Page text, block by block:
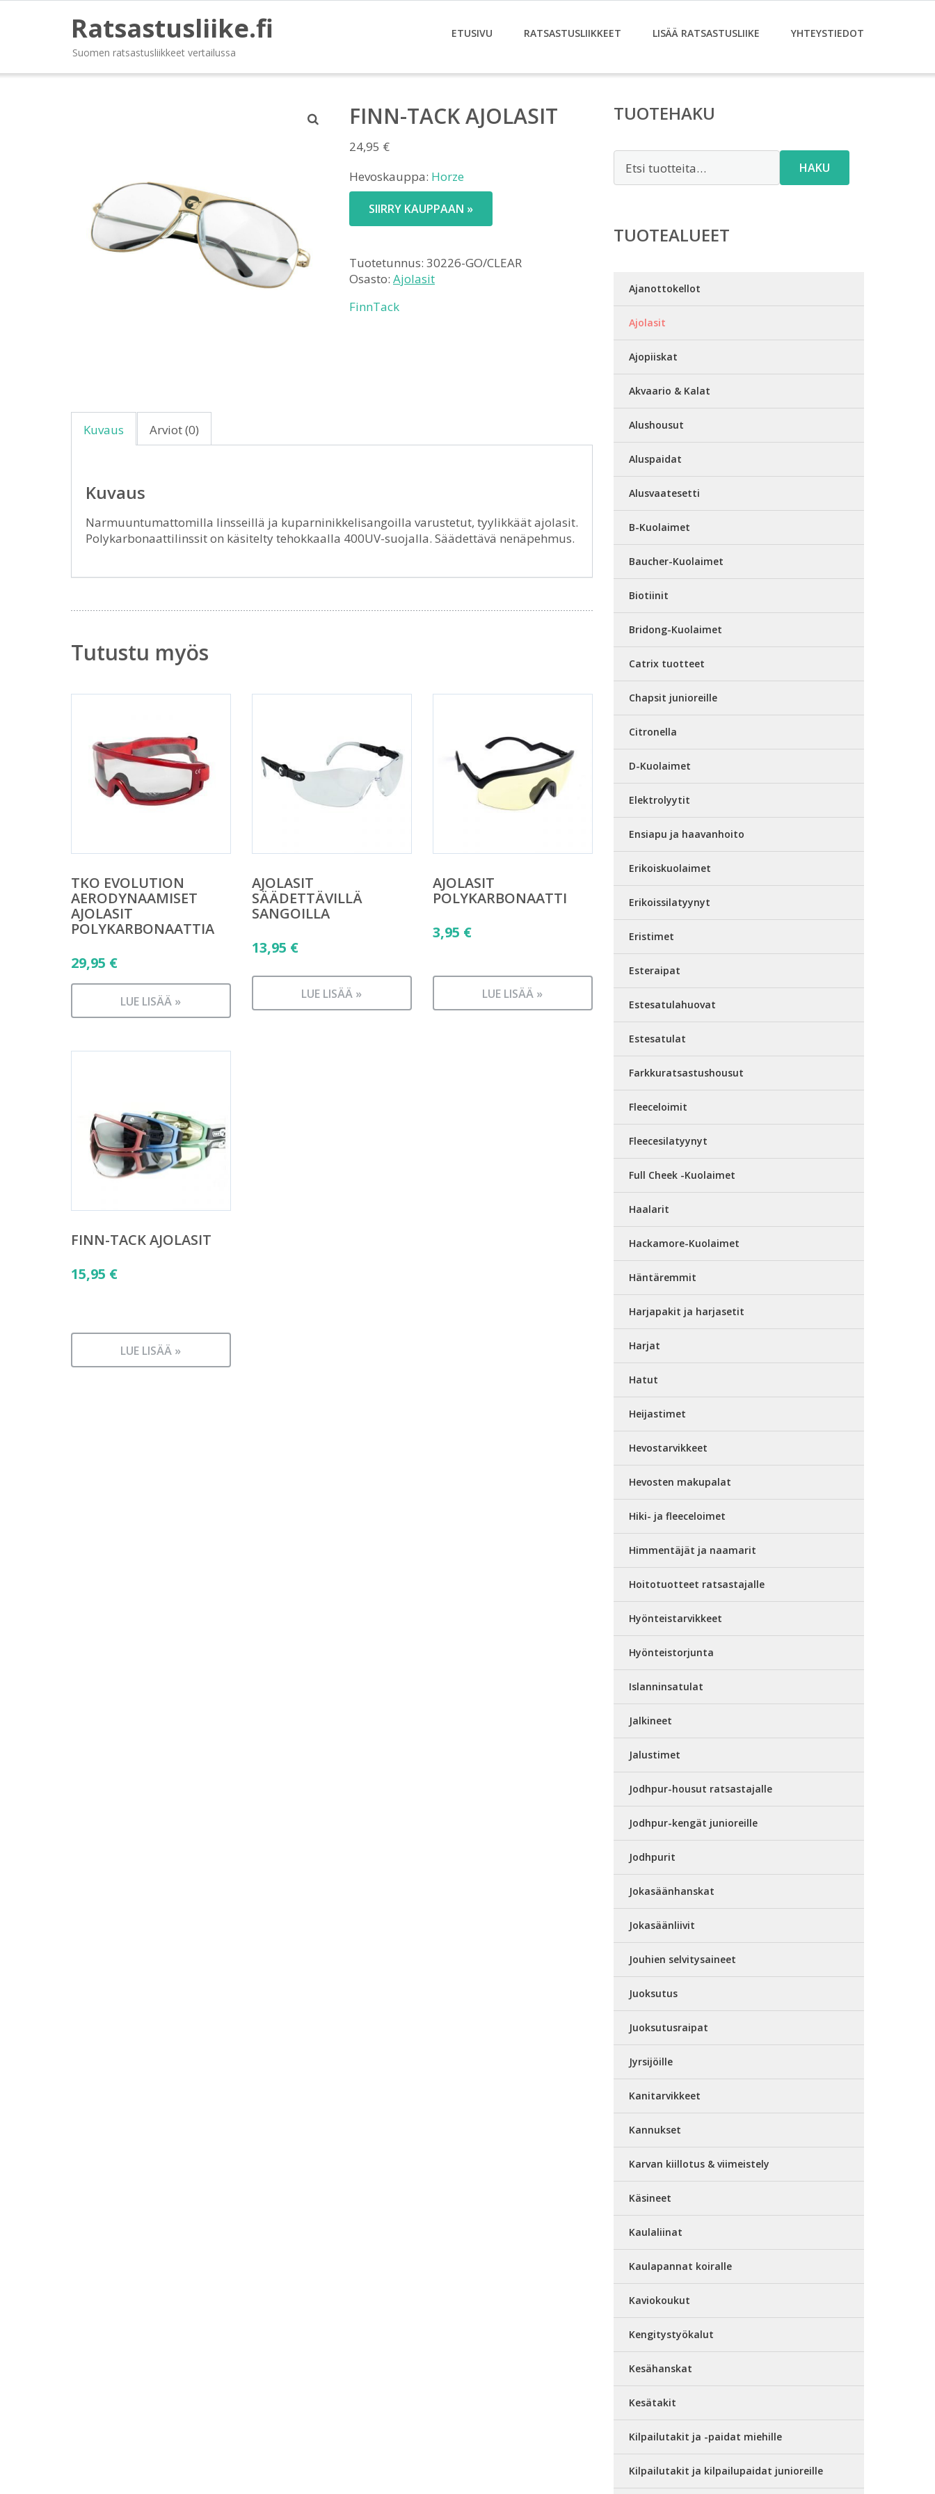
Ratsastusliike.fi
Suomen ratsastusliikkeet vertailussa
ETUSIVU RATSASTUSLIIKKEET LISÄÄ RATSASTUSLIIKE YHTEYSTIEDOT
FINN-TACK AJOLASIT
24,95 €
Hevoskauppa: Horze
SIIRRY KAUPPAAN »
Tuotetunnus: 30226-GO/CLEAR
Osasto: Ajolasit
FinnTack
Kuvaus Arviot (0)
Kuvaus
Narmuuntumattomilla linsseillä ja kuparninikkelisangoilla varustetut, tyylikkäät ajolasit.
Polykarbonaattilinssit on käsitelty tehokkaalla 400UV-suojalla. Säädettävä nenäpehmus.
Tutustu myös
TKO EVOLUTION
AERODYNAAMISET
AJOLASIT
POLYKARBONAATTIA
29,95 €
LUE LISÄÄ »
AJOLASIT
SÄÄDETTÄVILLÄ
SANGOILLA
13,95 €
LUE LISÄÄ »
AJOLASIT
POLYKARBONAATTI
3,95 €
LUE LISÄÄ »
FINN-TACK AJOLASIT
15,95 €
LUE LISÄÄ »
TUOTEHAKU
HAKU
TUOTEALUEET
Ajanottokellot
Ajolasit
Ajopiiskat
Akvaario & Kalat
Alushousut
Aluspaidat
Alusvaatesetti
B-Kuolaimet
Baucher-Kuolaimet
Biotiinit
Bridong-Kuolaimet
Catrix tuotteet
Chapsit junioreille
Citronella
D-Kuolaimet
Elektrolyytit
Ensiapu ja haavanhoito
Erikoiskuolaimet
Erikoissilatyynyt
Eristimet
Esteraipat
Estesatulahuovat
Estesatulat
Farkkuratsastushousut
Fleeceloimit
Fleecesilatyynyt
Full Cheek -Kuolaimet
Haalarit
Hackamore-Kuolaimet
Häntäremmit
Harjapakit ja harjasetit
Harjat
Hatut
Heijastimet
Hevostarvikkeet
Hevosten makupalat
Hiki- ja fleeceloimet
Himmentäjät ja naamarit
Hoitotuotteet ratsastajalle
Hyönteistarvikkeet
Hyönteistorjunta
Islanninsatulat
Jalkineet
Jalustimet
Jodhpur-housut ratsastajalle
Jodhpur-kengät junioreille
Jodhpurit
Jokasäänhanskat
Jokasäänliivit
Jouhien selvitysaineet
Juoksutus
Juoksutusraipat
Jyrsijöille
Kanitarvikkeet
Kannukset
Karvan kiillotus & viimeistely
Käsineet
Kaulaliinat
Kaulapannat koiralle
Kaviokoukut
Kengitystyökalut
Kesähanskat
Kesätakit
Kilpailutakit ja -paidat miehille
Kilpailutakit ja kilpailupaidat junioreille